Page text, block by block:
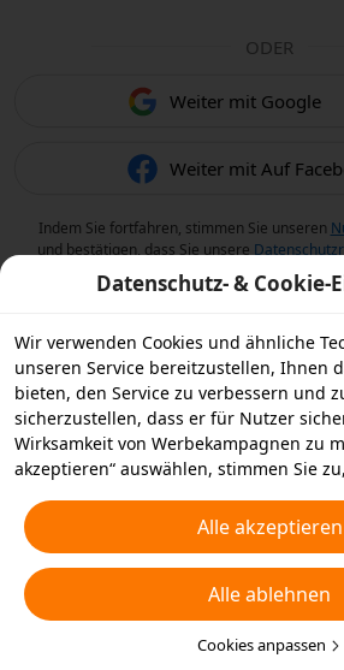
ODER
Weiter mit Google
Weiter mit Auf
Indem Sie fortfahren, stimmen Sie unseren
und bestätigen, dass Sie unsere
Datenschutz- & Cookie-
Wir verwenden Cookies und ähnliche
unseren Service bereitzustellen, Ihnen
bieten, den Service zu verbessern und
sicherzustellen, dass er für Nutzer
Wirksamkeit von Werbekampagnen zu
akzeptieren“ auswählen, stimmen Sie
ähnliche Technologien für
speichern. Alternativ können Sie auch
nicht notwendige Cookies ablehnen
Arten von Cookies Sie akzeptieren
indem Sie unten oder jederzeit in Ihren
Datenschutzeinstellungen auf „Cookies
Alle akzeptieren
Alle ablehnen
Cookies anpassen